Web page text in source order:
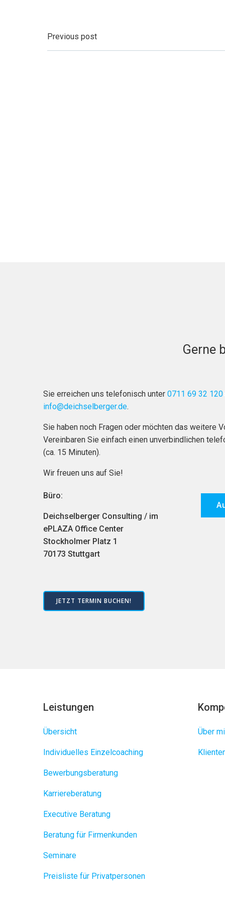
Beitragsnavigation
Previous post
Gerne
Sie erreichen uns telefonisch unter 0711 69 32 120
info@deichselberger.de.
Sie haben noch Fragen oder möchten das weitere
Vereinbaren Sie einfach einen unverbindlichen
(ca. 15 Minuten).
Wir freuen uns auf Sie!
Büro:
Deichselberger Consulting / im
ePLAZA Office Center
Stockholmer Platz 1
70173 Stuttgart
JETZT TERMIN BUCHEN!
Leistungen
Übersicht
Individuelles Einzelcoaching
Bewerbungsberatung
Karriereberatung
Executive Beratung
Beratung für Firmenkunden
Seminare
Preisliste für Privatpersonen
Über